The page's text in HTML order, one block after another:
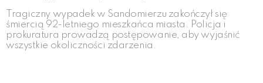
Tragiczny wypadek w Sandomierzu zakończył się
śmiercią 92-letniego mieszkańca miasta. Policja i
prokuratura prowadzą postępowanie, aby wyjaśnić
wszystkie okoliczności zdarzenia.